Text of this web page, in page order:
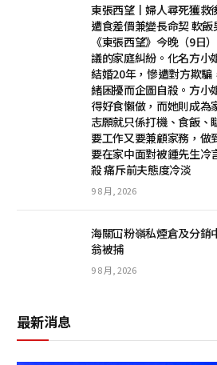
東張西望丨婦人尋死獲救
遭食差價兼變長命契 軟
《東張西望》今晚（9日
議的家庭糾紛。化名方小
結婚20年，慘遭對方欺
緒困擾而企圖自殺。方小
得好食懶做，而她則成為
志願就只係打機、食飯、
要工作又要兼顧家務，做
要在家中面對被鍾先生冷
殺 痛斥前夫態度冷淡
9 8 月, 2026
海關冚粉嶺私煙倉及分銷
翁被捕
9 8 月, 2026
最新消息